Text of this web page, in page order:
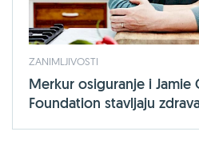
ZANIMLJIVOSTI
Merkur osiguranje i Jamie
Foundation stavljaju